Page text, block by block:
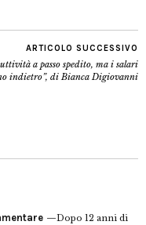
ARTICOLO SUCCESSIVO
a passo spedito, ma i salari
indietro”, di Bianca Digiovanni
Dopo 12 anni di